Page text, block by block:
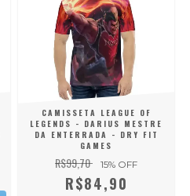
CAMISSETA LEAGUE OF
LEGENDS - DARIUS MESTRE
DA ENTERRADA - DRY FIT
GAMES
R$99,70 15% OFF
R$84,90